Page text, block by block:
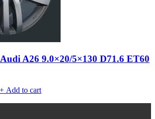
A26 9.0×20/5×130 D71.6 ET60
+ Add to cart